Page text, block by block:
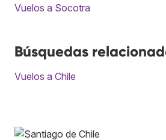
Vuelos a Socotra
Búsquedas
Vuelos a Chile